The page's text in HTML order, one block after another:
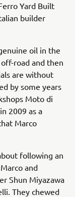
Yard Built
builder
oil in the
road and then
are without
by some years
Moto di
2009 as a
Marco
following an
and
Shun Miyazawa
They chewed